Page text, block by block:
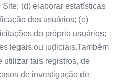
(d) elaborar estatísticas
dos usuários; (e)
do próprio usuários;
legais ou judiciais.Também
utilizar tais registros, de
de investigação de